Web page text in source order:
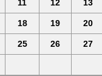
11 12 13
18 19 20
25 26 27